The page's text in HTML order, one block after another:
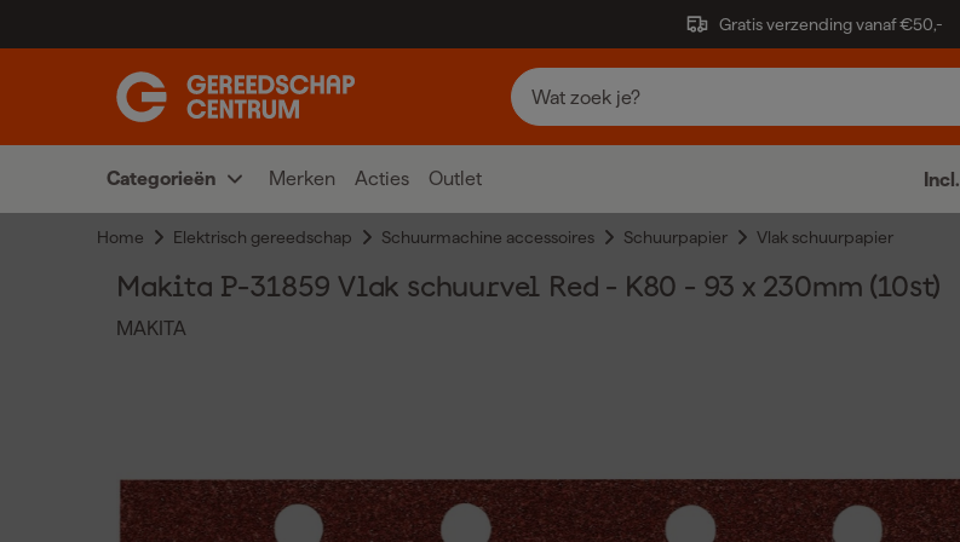
Gratis verzending vanaf €50,-
Categorieën Merken Acties Outlet Incl.
Home Elektrisch gereedschap Schuurmachine accessoires Schuurpapier Vlak schuurpapier
Makita P-31859 Vlak schuurvel Red - K80 - 93 x 230mm (10st)
MAKITA